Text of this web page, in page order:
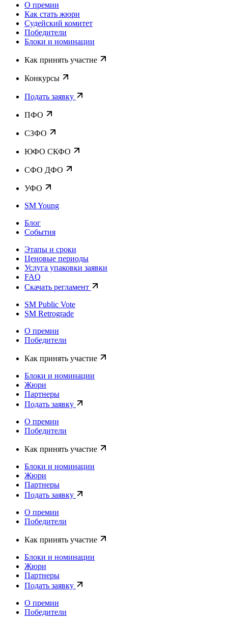
О премии
Как стать жюри
Судейский комитет
Победители
Блоки и номинации
Как принять участие
Конкурсы
Подать заявку
ПФО
СЗФО
ЮФО СКФО
CФО ДФО
УФО
SM Young
Блог
События
Этапы и сроки
Ценовые периоды
Услуга упаковки заявки
FAQ
Скачать регламент
SM Public Vote
SM Retrograde
О премии
Победители
Как принять участие
Блоки и номинации
Жюри
Партнеры
Подать заявку
О премии
Победители
Как принять участие
Блоки и номинации
Жюри
Партнеры
Подать заявку
О премии
Победители
Как принять участие
Блоки и номинации
Жюри
Партнеры
Подать заявку
О премии
Победители